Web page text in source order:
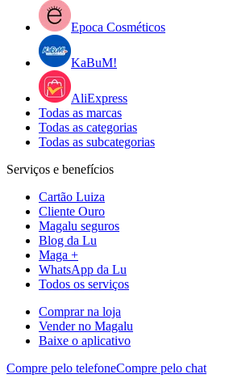
Epoca Cosméticos
KaBuM!
AliExpress
Todas as marcas
Todas as categorias
Todas as subcategorias
Serviços e benefícios
Cartão Luiza
Cliente Ouro
Magalu seguros
Blog da Lu
Maga +
WhatsApp da Lu
Todos os serviços
Comprar na loja
Vender no Magalu
Baixe o aplicativo
Compre pelo telefoneCompre pelo chat